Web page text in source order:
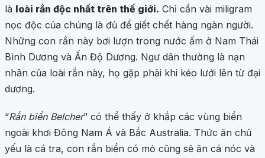
là loài rắn độc nhất trên thế giới. Chỉ cần vài miligram
nọc độc của chúng là đủ để giết chết hàng ngàn người.
Những con rắn này bơi lượn trong nước ấm ở Nam Thái
Bình Dương và Ấn Độ Dương. Ngư dân thường là nạn
nhân của loài rắn này, họ gặp phải khi kéo lưới lên từ đại
dương.
“Rắn biển Belcher” có thể thấy ở khắp các vùng biển
ngoài khơi Đông Nam Á và Bắc Australia. Thức ăn chủ
yếu là cá tra, con rắn biển có mỏ cũng sẽ ăn cá nóc và